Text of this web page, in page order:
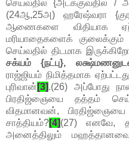
செய்வதில் {அடக்குவதில் /
(24ஆ,25அ) ஹரேஷ்வரா
ஆணைகளை விதியாக
மரியாதைகளைக்
செய்வதில் திடமாக
சக்யம் {நட்பு},
ராஜ்ஜியம் நிமித்தமாக
புரிவான் [3].(26) அப்போது
பிரதிஜ்ஞையை தத்தம்
விதமானவன், பிரதிஜ்ஞையை
சாத்தியம்?[4](27) எனவே,
அனைத்திலும்